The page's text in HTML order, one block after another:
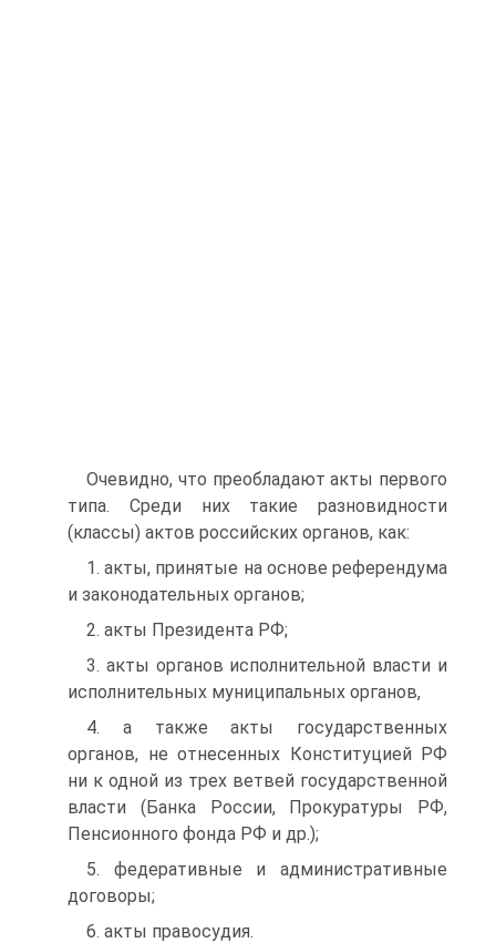
Очевидно, что преобладают акты первого
типа. Среди них такие разновидности
(классы) актов российских органов, как:
1. акты, принятые на основе референдума
и законодательных органов;
2. акты Президента РФ;
3. акты органов исполнительной власти и
исполнительных муниципальных органов,
4. а также акты государственных
органов, не отнесенных Конституцией РФ
ни к одной из трех ветвей государственной
власти (Банка России, Прокуратуры РФ,
Пенсионного фонда РФ и др.);
5. федеративные и административные
договоры;
6. акты правосудия.